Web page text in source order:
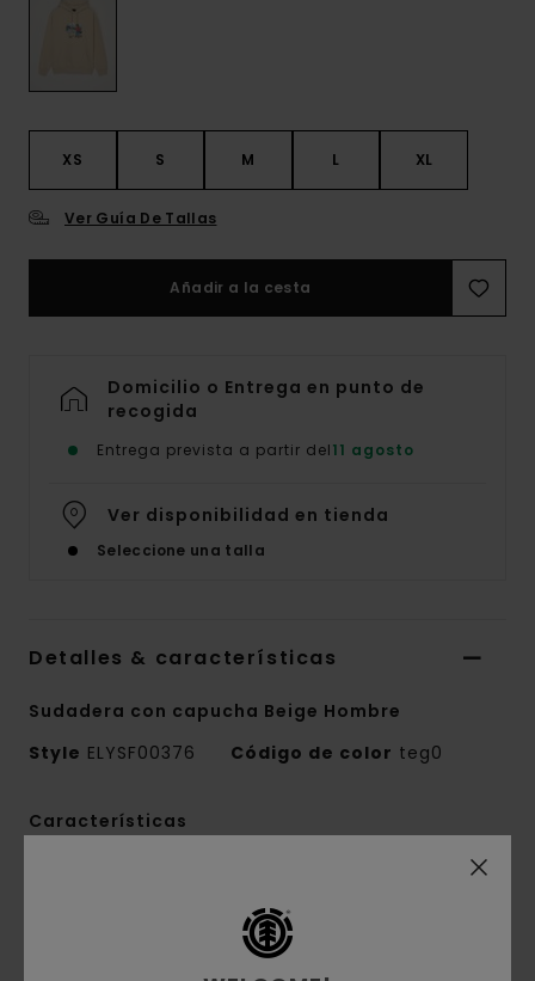
XS S M L XL
Ver Guía De Tallas
Añadir a la cesta
Domicilio o Entrega en punto de
recogida
Entrega prevista a partir del11 agosto
Ver disponibilidad en tienda
Seleccione una talla
Detalles & características
Sudadera con capucha Beige Hombre
Style ELYSF00376 Código de color teg0
Características
algodón reciclado, 30% algodón y 20% poliéster
corte relajado